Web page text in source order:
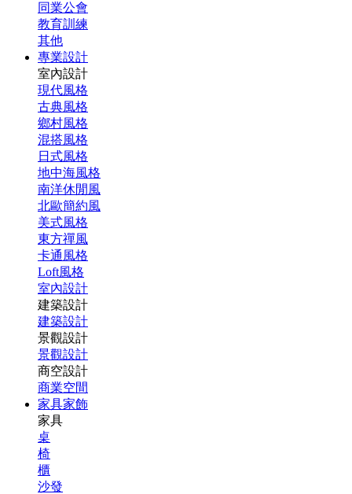
同業公會
教育訓練
其他
專業設計
室內設計
現代風格
古典風格
鄉村風格
混搭風格
日式風格
地中海風格
南洋休閒風
北歐簡約風
美式風格
東方禪風
卡通風格
Loft風格
室內設計
建築設計
建築設計
景觀設計
景觀設計
商空設計
商業空間
家具家飾
家具
桌
椅
櫃
沙發